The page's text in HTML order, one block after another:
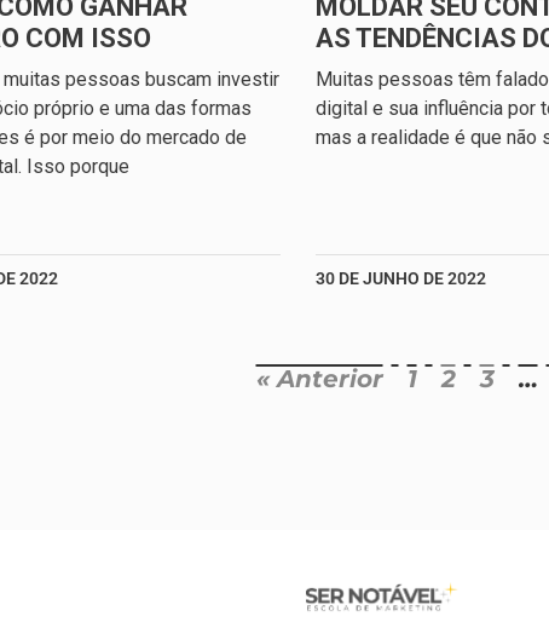
GANHAR
COM ISSO
muitas pessoas buscam investir
próprio e uma das formas
é por meio do mercado de
Isso porque
2022
MOLDAR SEU
AS TENDÊNCIAS
Muitas pessoas têm
digital e sua influência por
mas a realidade é que não
30 DE JUNHO DE 2022
« Anterior 1 2 3 …